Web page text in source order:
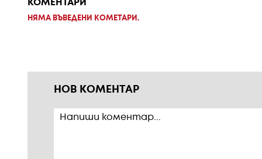
КОМЕНТАРИ
НЯМА ВЪВЕДЕНИ КОМЕТАРИ.
НОВ КОМЕНТАР